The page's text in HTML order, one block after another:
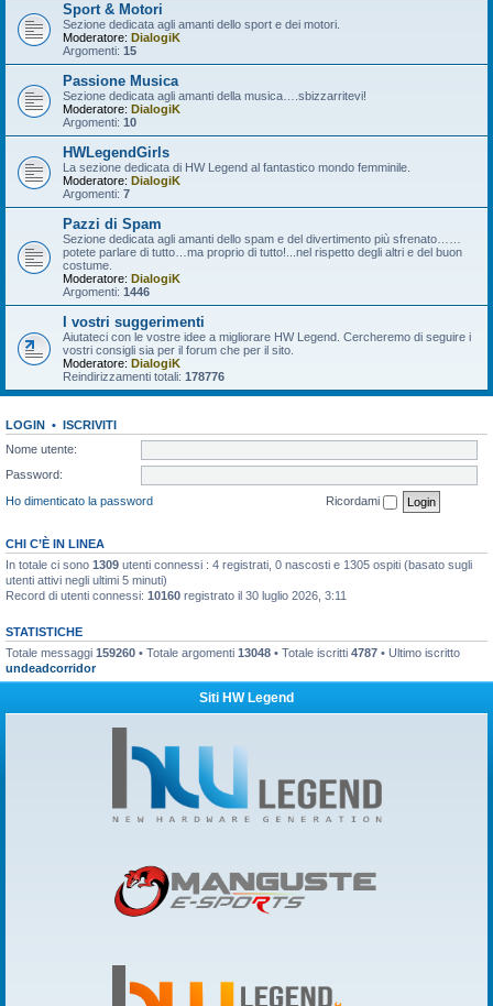
Sport & Motori
Sezione dedicata agli amanti dello sport e dei motori.
Moderatore: DialogiK
Argomenti: 15
Passione Musica
Sezione dedicata agli amanti della musica….sbizzarritevi!
Moderatore: DialogiK
Argomenti: 10
HWLegendGirls
La sezione dedicata di HW Legend al fantastico mondo femminile.
Moderatore: DialogiK
Argomenti: 7
Pazzi di Spam
Sezione dedicata agli amanti dello spam e del divertimento più sfrenato……
potete parlare di tutto…ma proprio di tutto!...nel rispetto degli altri e del buon
costume.
Moderatore: DialogiK
Argomenti: 1446
I vostri suggerimenti
Aiutateci con le vostre idee a migliorare HW Legend. Cercheremo di seguire i
vostri consigli sia per il forum che per il sito.
Moderatore: DialogiK
Reindirizzamenti totali: 178776
LOGIN • ISCRIVITI
Nome utente:
Password:
Ho dimenticato la password
Ricordami
CHI C’È IN LINEA
In totale ci sono 1309 utenti connessi : 4 registrati, 0 nascosti e 1305 ospiti (basato sugli
utenti attivi negli ultimi 5 minuti)
Record di utenti connessi: 10160 registrato il 30 luglio 2026, 3:11
STATISTICHE
Totale messaggi 159260 • Totale argomenti 13048 • Totale iscritti 4787 • Ultimo iscritto
undeadcorridor
Siti HW Legend